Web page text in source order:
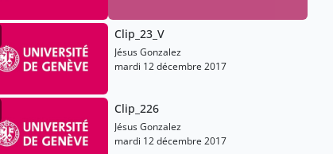
Clip_23_V
Jésus Gonzalez
mardi 12 décembre 2017
Clip_226
Jésus Gonzalez
mardi 12 décembre 2017